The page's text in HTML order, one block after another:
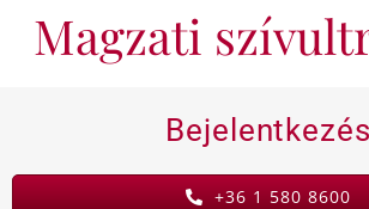
KAPCSOLAT
Magzati
Bejelentkezés
+36 1 580 8600